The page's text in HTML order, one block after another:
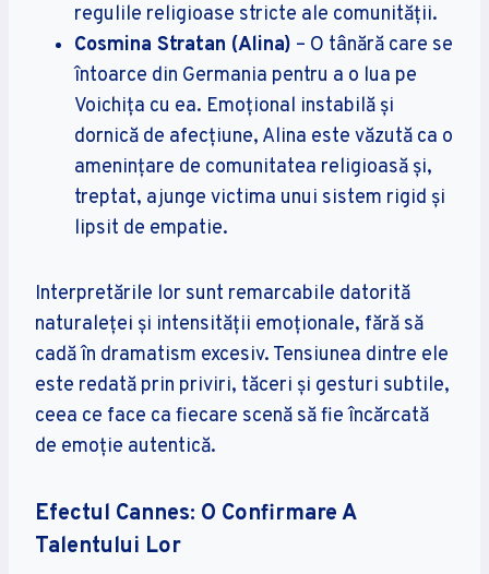
regulile religioase stricte ale comunității.
Cosmina Stratan (Alina) – O tânără care se
întoarce din Germania pentru a o lua pe
Voichița cu ea. Emoțional instabilă și
dornică de afecțiune, Alina este văzută ca o
amenințare de comunitatea religioasă și,
treptat, ajunge victima unui sistem rigid și
lipsit de empatie.
Interpretările lor sunt remarcabile datorită
naturaleței și intensității emoționale, fără să
cadă în dramatism excesiv. Tensiunea dintre ele
este redată prin priviri, tăceri și gesturi subtile,
ceea ce face ca fiecare scenă să fie încărcată
de emoție autentică.
Efectul Cannes: O Confirmare A
Talentului Lor